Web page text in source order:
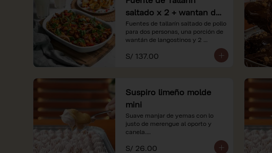
saltado x 2 + wantan de
langostinos + 2
limonadas
Fuentes de tallarín saltado de pollo
para dos personas, una porción de
wantán de langostinos y 2
S/ 137.00
Suspiro limeño molde
mini
Suave manjar de yemas con lo
justo de merengue al oporto y
canela.
*Nuestros precios están
S/ 26.00